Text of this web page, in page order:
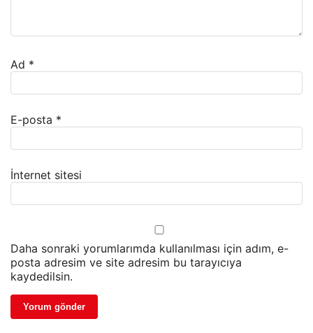
Ad *
E-posta *
İnternet sitesi
Daha sonraki yorumlarımda kullanılması için adım, e-
posta adresim ve site adresim bu tarayıcıya
kaydedilsin.